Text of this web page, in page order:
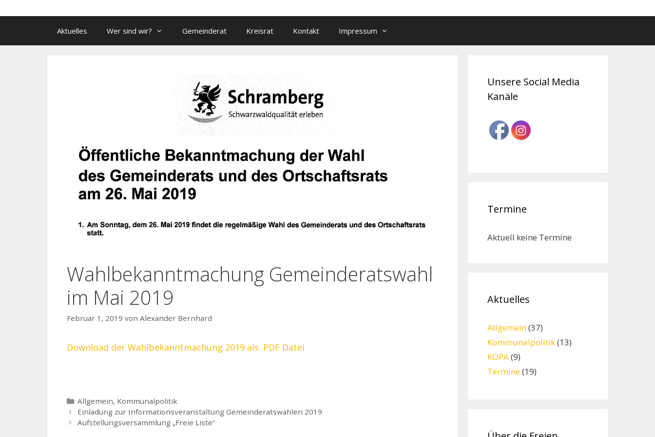
Aktuelles Wer sind wir? Gemeinderat Kreisrat Kontakt Impressum
Wahlbekanntmachung Gemeinderatswahl
im Mai 2019
Februar 1, 2019 von Alexander Bernhard
Download der Wahlbekanntmachung 2019 als .PDF Datei
Kategorien
Allgemein, Kommunalpolitik
Einladung zur Informationsveranstaltung Gemeinderatswahlen 2019
Aufstellungsversammlung „Freie Liste“
Unsere Social Media
Kanäle
Termine
Aktuell keine Termine
Aktuelles
Allgemein(37)
Kommunalpolitik(13)
KOPA(9)
Termine(19)